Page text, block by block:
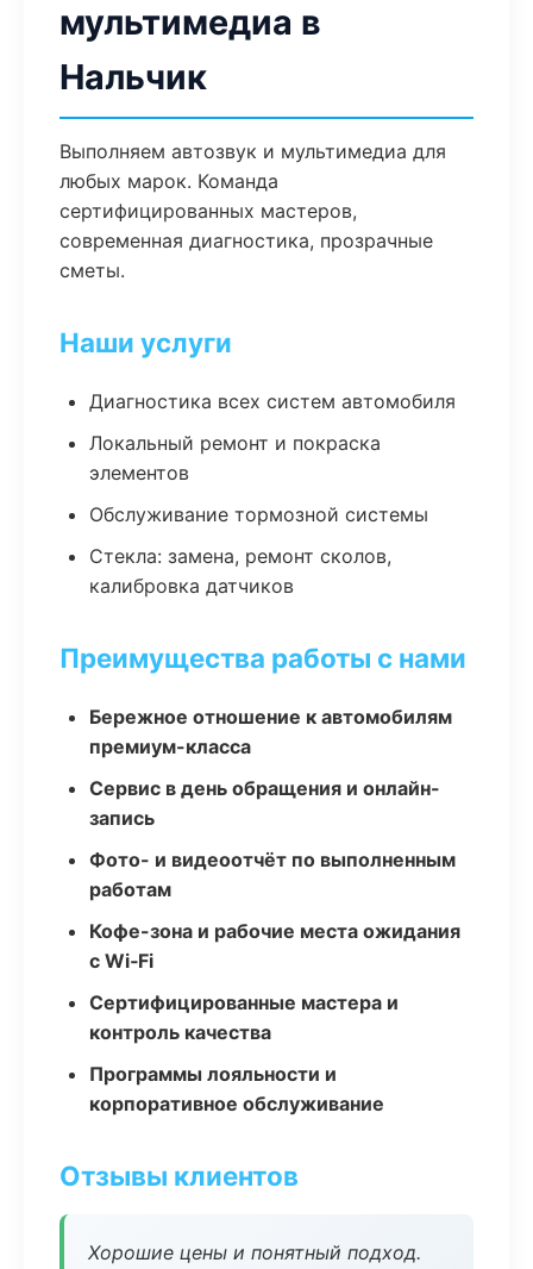
мультимедиа в
Нальчик
Выполняем автозвук и мультимедиа для
любых марок. Команда
сертифицированных мастеров,
современная диагностика, прозрачные
сметы.
Наши услуги
Диагностика всех систем автомобиля
Локальный ремонт и покраска
элементов
Обслуживание тормозной системы
Стекла: замена, ремонт сколов,
калибровка датчиков
Преимущества работы с нами
Бережное отношение к автомобилям
премиум-класса
Сервис в день обращения и онлайн-
запись
Фото- и видеоотчёт по выполненным
работам
Кофе-зона и рабочие места ожидания
с Wi‑Fi
Сертифицированные мастера и
контроль качества
Программы лояльности и
корпоративное обслуживание
Отзывы клиентов
Хорошие цены и понятный подход.